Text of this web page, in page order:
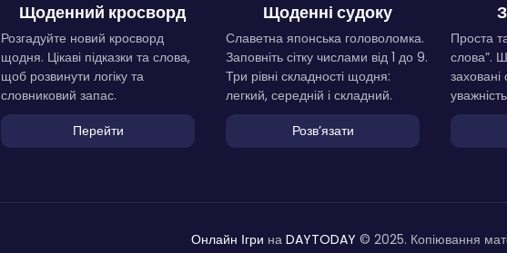
Щоденний кросворд
Розгадуйте новий кросворд
щодня. Цікаві підказки та слова,
щоб розвинути логіку та
словниковий запас.
Перейти
Щоденні судоку
Славетна японська головоломка.
Заповніть сітку числами від 1 до 9.
Три рівні складності щодня:
легкий, середній і складний.
Розвʼязати
Проста
слова”.
заховані
Онлайн Ігри на DAYTODAY © 2025. Копіювання